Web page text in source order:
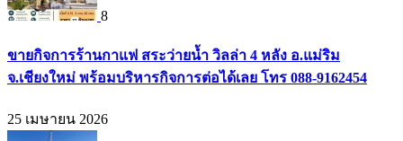
8
ขายกิจการร้านกาแฟ สระว่ายน้ำ วิลล่า 4 หลัง อ.แม่ริม
จ.เชียงใหม่ พร้อมบริหารกิจการต่อได้เลย โทร 088-9162454
25 เมษายน 2026